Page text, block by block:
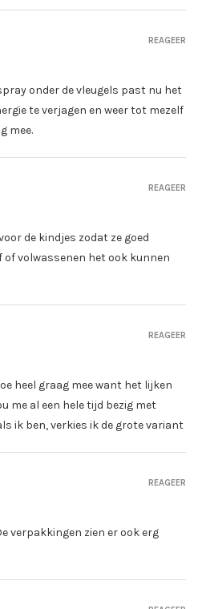
onder de vleugels past nu het
te verjagen en weer tot mezelf
mee.
REAGEER
de kindjes zodat ze goed
of volwassenen het ook kunnen
REAGEER
heel graag mee want het lijken
me al een hele tijd bezig met
ik ben, verkies ik de grote variant
REAGEER
verpakkingen zien er ook erg
REAGEER